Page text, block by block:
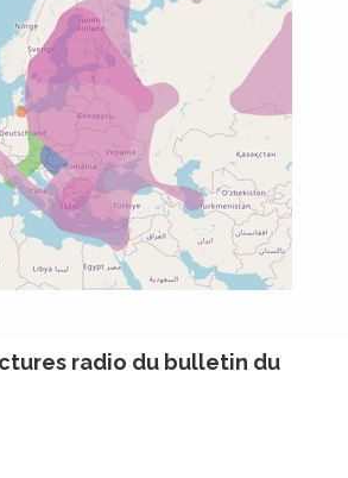
radio du bulletin du